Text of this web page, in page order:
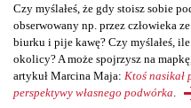
Czy myślałeś, że gdy stoisz sobie
obserwowany np. przez człowieka
biurku i pije kawę? Czy myślałeś,
okolicy? A może spojrzysz na
artykuł Marcina Maja: Ktoś
perspektywy własnego podwórka